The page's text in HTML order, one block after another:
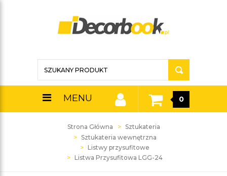
MENU 0
Strona Główna
Sztukateria
Sztukateria wewnętrzna
Listwy przysufitowe
Listwa Przysufitowa LGG-24